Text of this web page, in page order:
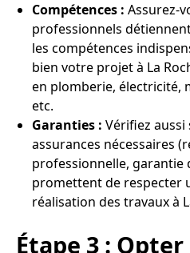
Compétences : Assurez-
professionnels
les compétences
bien votre projet à La
en plomberie, électricité,
etc.
Garanties : Vérifiez aussi
assurances nécessaires
professionnelle, garantie
promettent de respecter
réalisation des travaux à
Étape 3 :